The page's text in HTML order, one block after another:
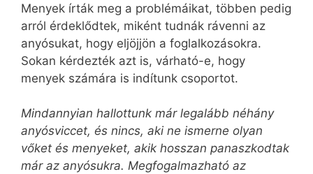
Menyek írták meg a problémáikat, többen pedig
arról érdeklődtek, miként tudnák rávenni az
anyósukat, hogy eljöjjön a foglalkozásokra.
Sokan kérdezték azt is, várható-e, hogy
menyek számára is indítunk csoportot.
Mindannyian hallottunk már legalább néhány
anyósviccet, és nincs, aki ne ismerne olyan
vőket és menyeket, akik hosszan panaszkodtak
már az anyósukra. Megfogalmazható az